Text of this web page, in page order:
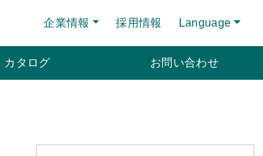
企業情報 採用情報 Language
カタログ お問い合わせ